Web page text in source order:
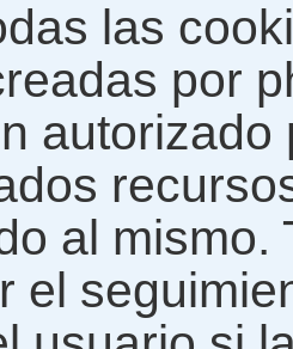
las
por
autorizado
al mismo.
el